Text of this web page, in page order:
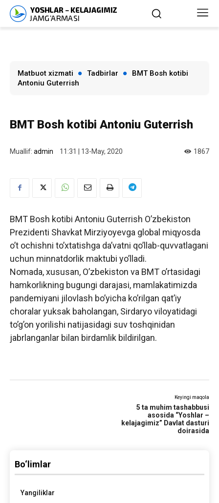
Matbuot xizmati Tadbirlar
BMT Bosh kotibi
Аntoniu Guterrish
BMT Bosh kotibi Аntoniu Guterrish
Muallif: admin 11:31 | 13-May, 2020 1867
BMT Bosh kotibi Аntoniu Guterrish O’zbekiston
Prezidenti Shavkat Mirziyoyevga global miqyosda
o’t ochishni to’xtatishga da’vatni qo’llab-quvvatlagani
uchun minnatdorlik maktubi yo’lladi.
Nomada, xususan, O’zbekiston va BMT o’rtasidagi
hamkorlikning bugungi darajasi, mamlakatimizda
pandemiyani jilovlash bo’yicha ko’rilgan qatʼiy
choralar yuksak baholangan, Sirdaryo viloyatidagi
to’g’on yorilishi natijasidagi suv toshqinidan
jabrlanganlar bilan birdamlik bildirilgan.
Keyingi maqola
5 ta muhim tashabbusi
asosida “Yoshlar –
kelajagimiz” Davlat dasturi
doirasida
Bo‘limlar
Yangiliklar